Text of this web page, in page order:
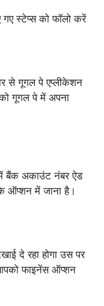
स्टेप्स को फॉलो करें
से गूगल पे एप्लीकेशन
गूगल पे में अपना
बैंक अकाउंट नंबर ऐड
ऑप्शन में जाना है।
दे रहा होगा उस पर
फाइनेंस ऑप्शन